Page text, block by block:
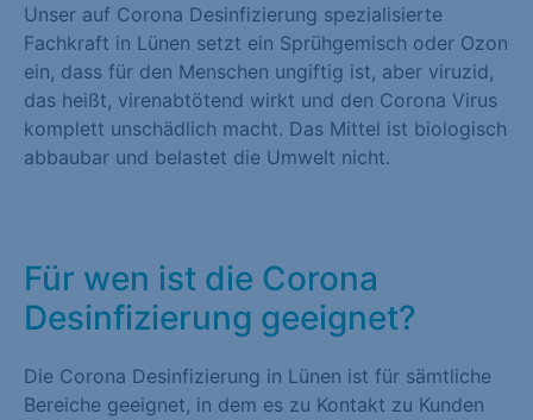
Unser auf Corona Desinfizierung spezialisierte
Fachkraft in Lünen setzt ein Sprühgemisch oder Ozon
ein, dass für den Menschen ungiftig ist, aber viruzid,
das heißt, virenabtötend wirkt und den Corona Virus
komplett unschädlich macht. Das Mittel ist biologisch
abbaubar und belastet die Umwelt nicht.
Für wen ist die Corona
Desinfizierung geeignet?
Die Corona Desinfizierung in Lünen ist für sämtliche
Bereiche geeignet, in dem es zu Kontakt zu Kunden